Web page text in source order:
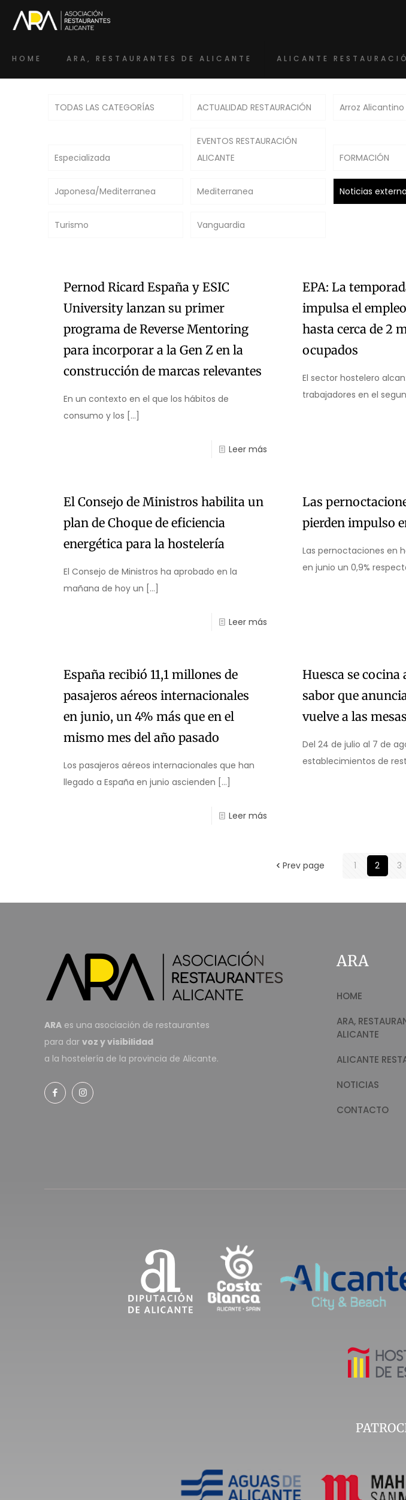
HOME ARA, RESTAURANTES DE ALICANTE ALICANTE
TODAS LAS CATEGORÍAS ACTUALIDAD RESTAURACIÓN Arroz Alicantino
Especializada
EVENTOS RESTAURACIÓN
ALICANTE
FORMACIÓN
Japonesa/Mediterranea Mediterranea Noticias
Turismo Vanguardia
Pernod Ricard España y ESIC
University lanzan su primer
programa de Reverse Mentoring
para incorporar a la Gen Z en la
construcción de marcas relevantes
En un contexto en el que los hábitos de
consumo y los […]
Leer más
EPA: La
impulsa el
hasta cerca de 2
ocupados
El sector hostelero
trabajadores en el
El Consejo de Ministros habilita un
plan de Choque de eficiencia
energética para la hostelería
El Consejo de Ministros ha aprobado en la
mañana de hoy un […]
Leer más
Las
pierden impulso
Las pernoctaciones en
en junio un 0,9%
España recibió 11,1 millones de
pasajeros aéreos internacionales
en junio, un 4% más que en el
mismo mes del año pasado
Los pasajeros aéreos internacionales que han
llegado a España en junio ascienden […]
Leer más
Huesca se
sabor que
vuelve a las
Del 24 de julio al 7 de
establecimientos de
Prev page 1 2 3
ARA es una asociación de restaurantes
para dar voz y visibilidad
a la hostelería de la provincia de Alicante.
ARA
HOME
ARA,
ALICANTE
ALICANTE
NOTICIAS
CONTACTO